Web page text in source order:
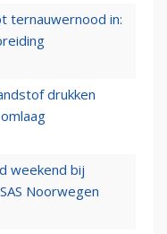
ternauwernood in:
drukken
weekend bij
Noorwegen